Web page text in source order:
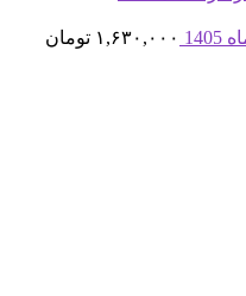
۱,۶۳۰,۰۰۰ تومان